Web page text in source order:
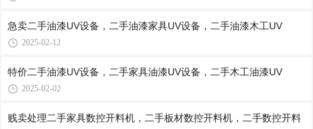
急卖二手油漆UV设备，二手油漆家具UV设备，二手油漆木工UV
2025-02-12
特价二手油漆UV设备，二手家具油漆UV设备，二手木工油漆UV
2025-02-02
贱卖处理二手家具数控开料机，二手板材数控开料机，二手数控开料